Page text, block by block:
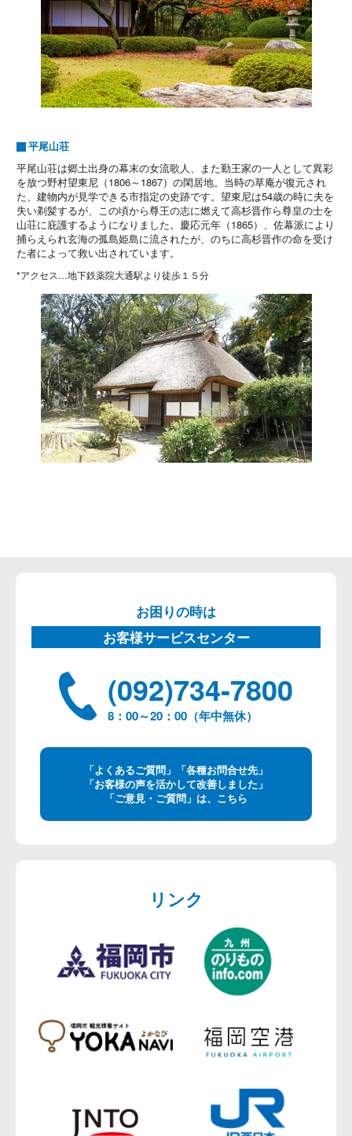
平尾山荘
平尾山荘は郷土出身の幕末の女流歌人、また勤王家の一人として異彩
を放つ野村望東尼（1806～1867）の閑居地。当時の草庵が復元され
た、建物内が見学できる市指定の史跡です。望東尼は54歳の時に夫を
失い剃髪するが、この頃から尊王の志に燃えて高杉晋作ら尊皇の士を
山荘に庇護するようになりました。慶応元年（1865）、佐幕派により
捕らえられ玄海の孤島姫島に流されたが、のちに高杉晋作の命を受け
た者によって救い出されています。
*アクセス…地下鉄薬院大通駅より徒歩１５分
お困りの時は
お客様サービスセンター
(092)734-7800
8：00～20：00（年中無休）
「よくあるご質問」「各種お問合せ先」
「お客様の声を活かして改善しました」
「ご意見・ご質問」は、こちら
リンク